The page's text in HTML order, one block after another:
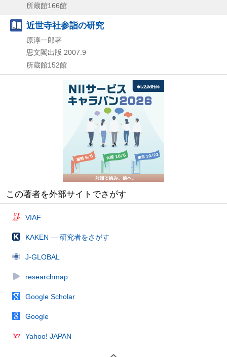
所蔵館166館
近世寺社参詣の研究
原淳一郎著
思文閣出版 2007.9
所蔵館152館
この著者を外部サイトでさがす
VIAF
KAKEN — 研究者をさがす
J-GLOBAL
researchmap
Google Scholar
Google
Yahoo! JAPAN